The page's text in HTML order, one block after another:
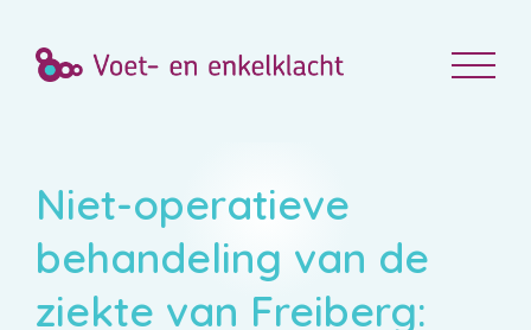
Niet-operatieve
behandeling van de
ziekte van Freiberg: